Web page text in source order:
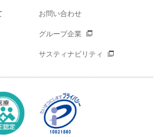
お問い合わせ
グループ企業
サスティナビリティ